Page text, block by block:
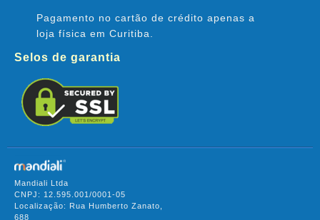
Pagamento no cartão de crédito apenas a
loja física em Curitiba.
Selos de garantia
Mandiali Ltda
CNPJ: 12.595.001/0001-05
Localização: Rua Humberto Zanato,
688